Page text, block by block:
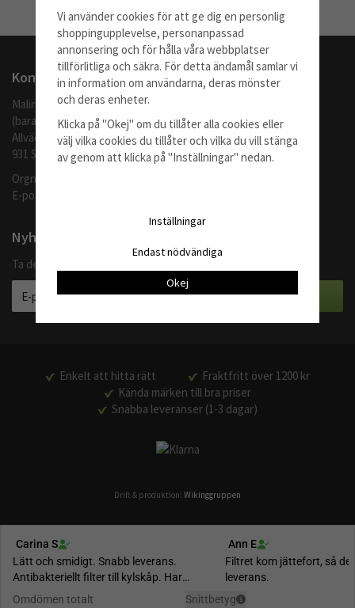
Till Kassan
Kontakta oss
Malingo AB
(barafilter.se)
Allvädersgränd 35
931 52 SKELLEFTEÅ
Orgnr: 559062-1370
E-post:
Nyhetsbrev
Ta del av våra bästa erbjudanden och produktnyheter
Enkelt att hitta rätt
Fraktfritt över 1200 kr
Kända märken till bra priser
Snabba leveranser (1-3 dagar)
Drift & produktion: Wikinggruppen
Vi använder cookies för att ge dig en personlig
shoppingupplevelse, personanpassad
annonsering och för hålla våra webbplatser
tillförlitliga och säkra. För detta ändamål samlar vi
in information om användarna, deras mönster
och deras enheter.
Klicka på "Okej" om du tillåter alla cookies eller
välj vilka cookies du tillåter och vilka du vill stänga
av genom att klicka på "Inställningar" nedan.
Inställningar
Endast nödvändiga
Okej